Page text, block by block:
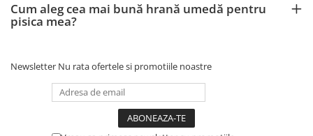
Cum aleg cea mai bună hrană umedă pentru
pisica mea?
Newsletter Nu rata ofertele si promotiile noastre